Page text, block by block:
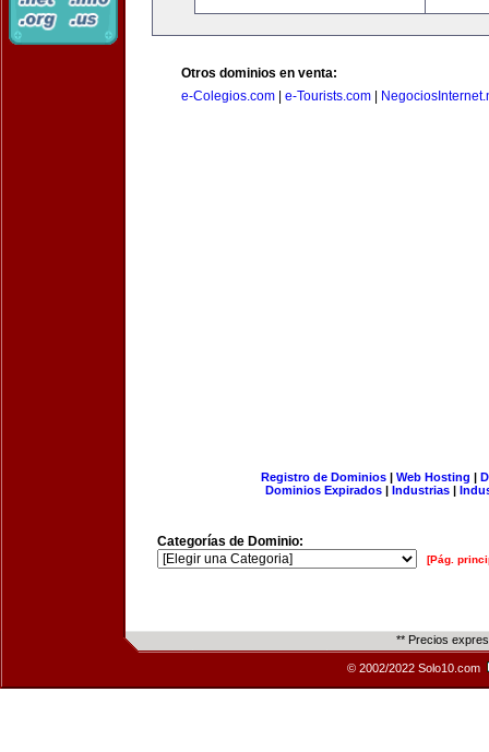
Otros dominios en venta:
e-Colegios.com
e-Tourists.com
Registro de Dominios| Web Hosting |
Dominios Expirados | Industrias |
Categorías de Dominio:
[Pág.
** Precios
© 2002/2022 Solo10.com